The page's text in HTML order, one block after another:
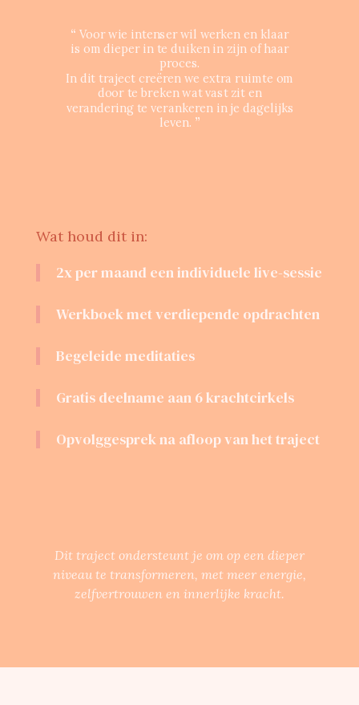
Wat houd dit in:
2x per maand een individuele live-sessie
Werkboek met verdiepende opdrachten
Begeleide meditaties
Gratis deelname aan 6 krachtcirkels
Opvolggesprek na afloop van het traject
“ Voor wie intenser wil werken en klaar
is om dieper in te duiken in zijn of haar
proces.
In dit traject creëren we extra ruimte om
door te breken wat vast zit en
verandering te verankeren in je dagelijks
leven. ”
Dit traject ondersteunt je om op een dieper
niveau te transformeren, met meer energie,
zelfvertrouwen en innerlijke kracht.